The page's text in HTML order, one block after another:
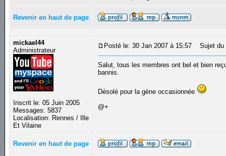
Revenir en haut de page
mickael44
Administrateur
Inscrit le: 05 Juin 2005
Messages: 5837
Localisation: Rennes / Ille
Et Vilaine
Posté le: 30 Jan 2007 à 15:57 Sujet du
Salut, tous les membres ont bel et bien
bannis.
Désolé pour la gène occasionnée
@+
Revenir en haut de page